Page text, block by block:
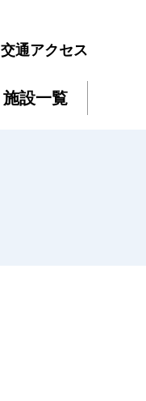
交通アクセス
施設一覧